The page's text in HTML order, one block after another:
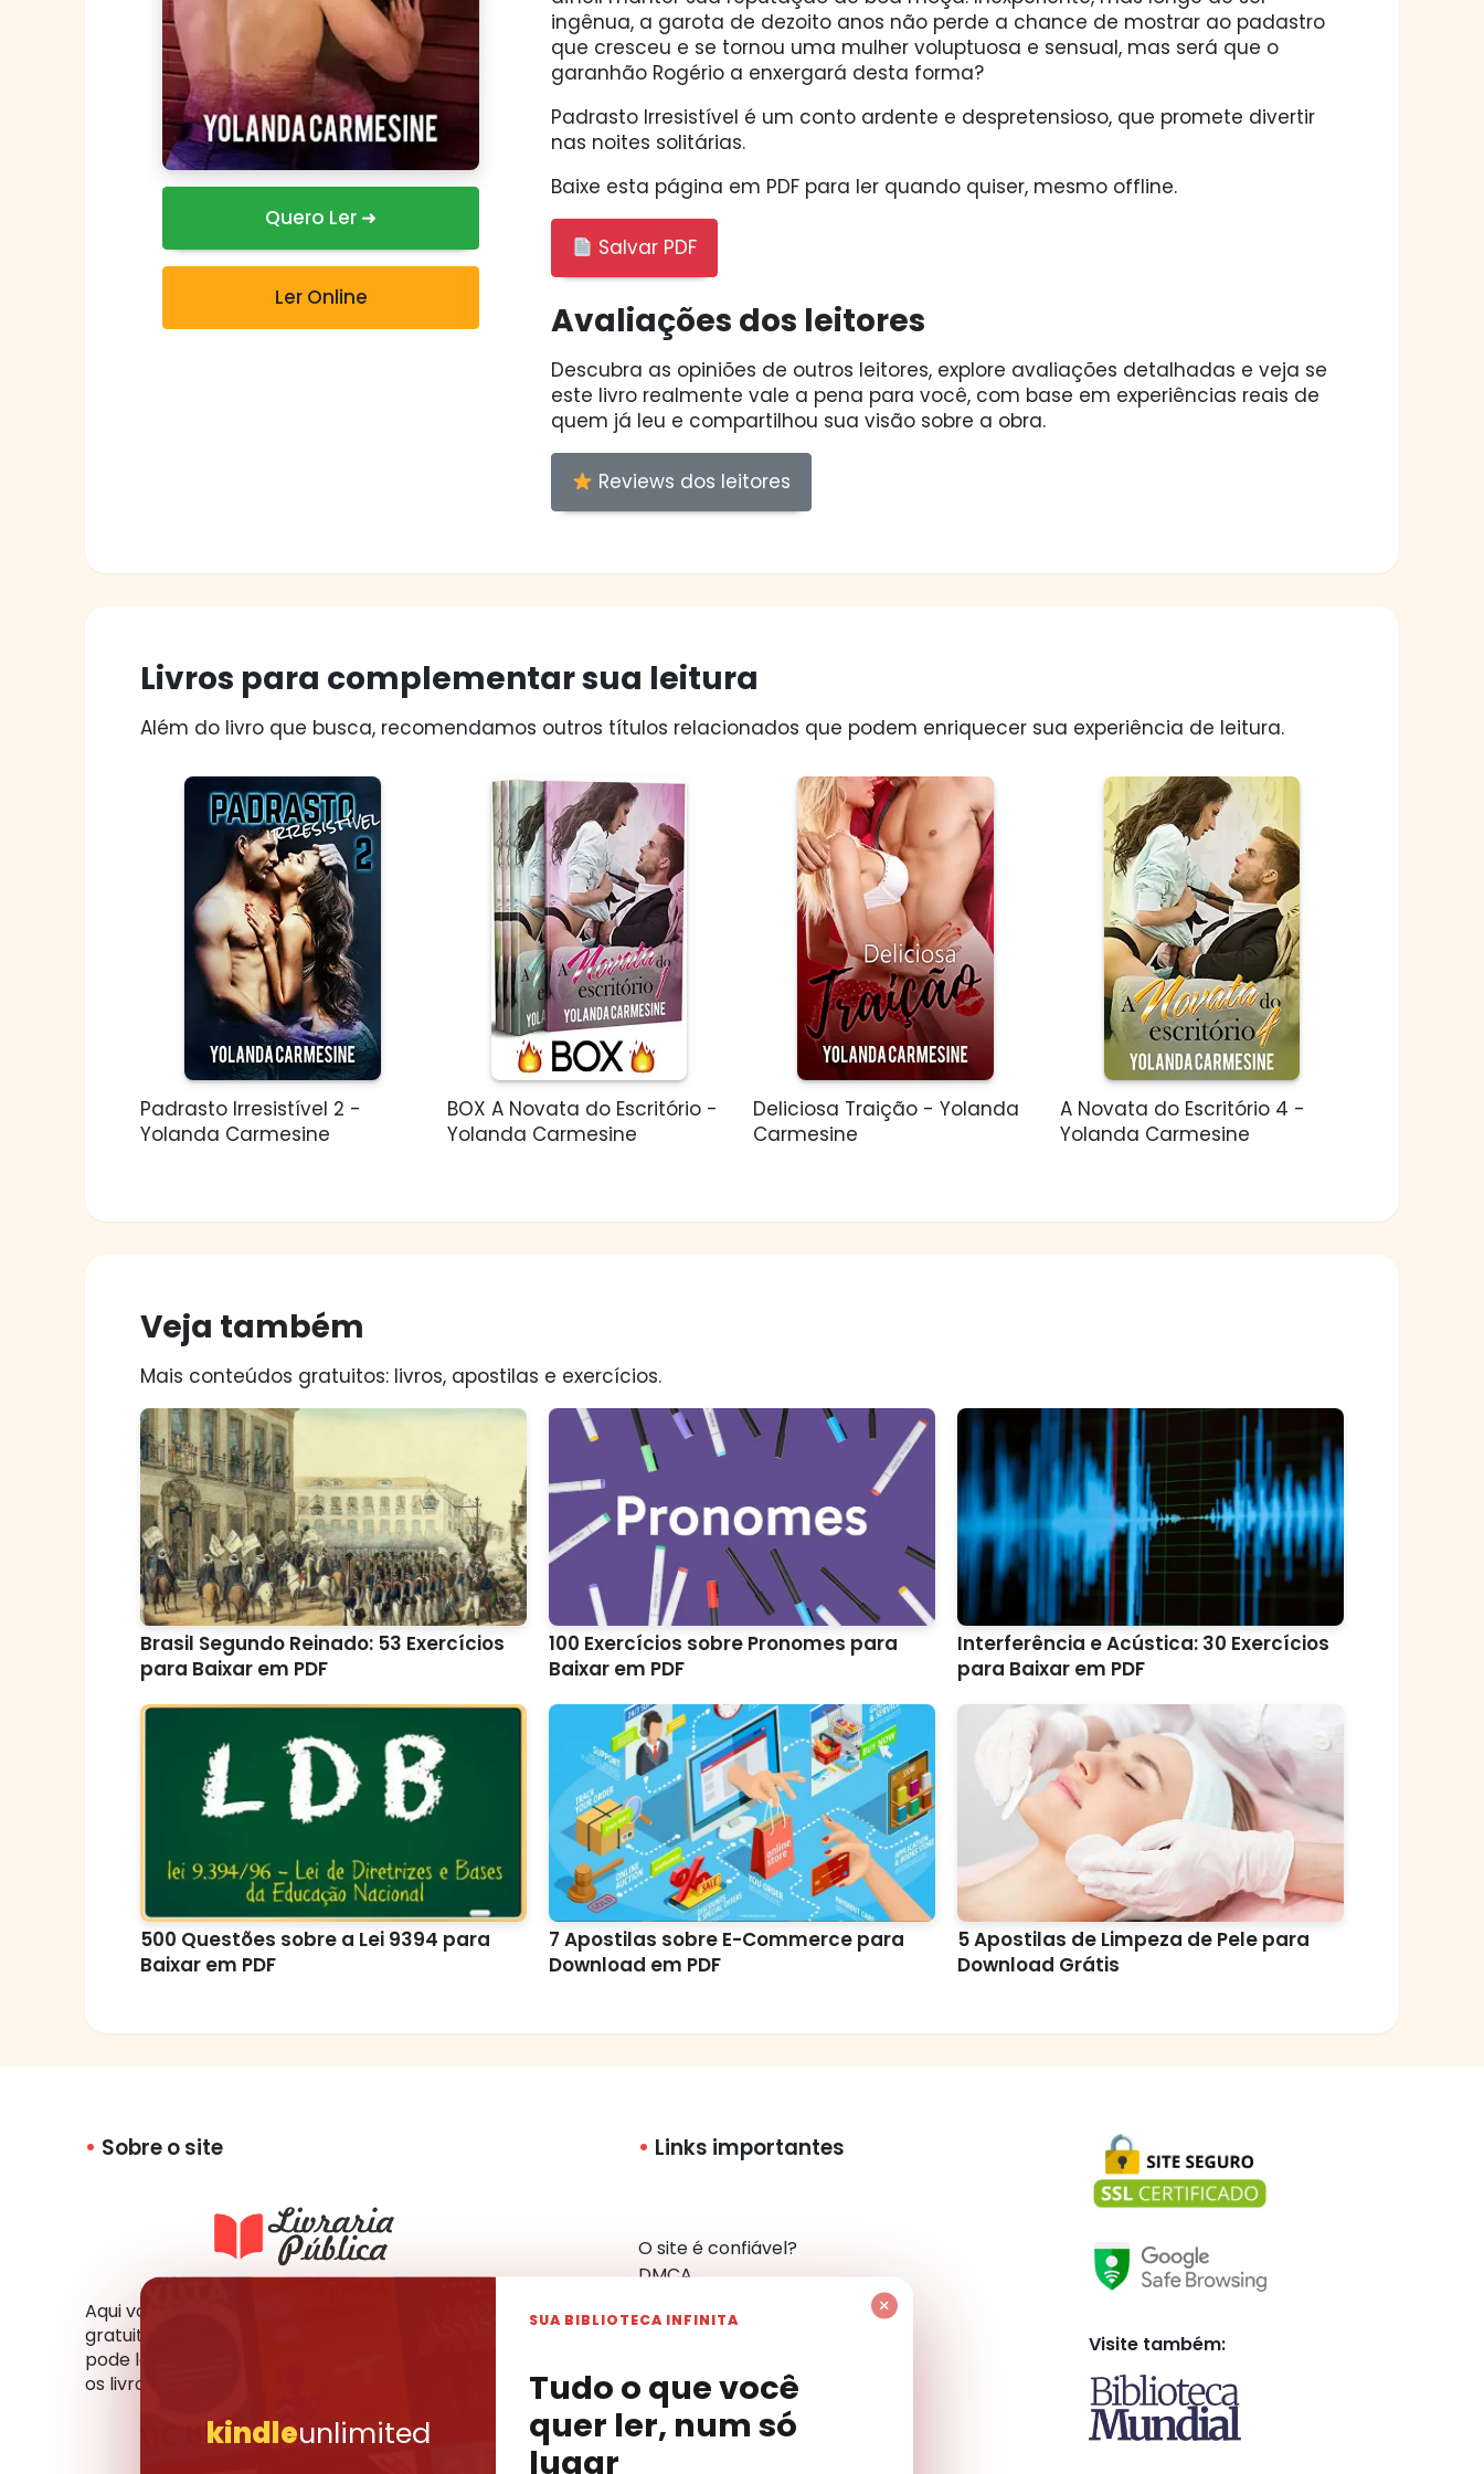
Quero Ler ➜
Ler Online
ingênua, a garota de dezoito anos não perde a chance de mostrar ao padastro
que cresceu e se tornou uma mulher voluptuosa e sensual, mas será que o
garanhão Rogério a enxergará desta forma?
Padrasto Irresistível é um conto ardente e despretensioso, que promete divertir
nas noites solitárias.
Baixe esta página em PDF para ler quando quiser, mesmo offline.
Salvar PDF
Avaliações dos leitores
Descubra as opiniões de outros leitores, explore avaliações detalhadas e veja se
este livro realmente vale a pena para você, com base em experiências reais de
quem já leu e compartilhou sua visão sobre a obra.
Reviews dos leitores
Livros para complementar sua leitura
Além do livro que busca, recomendamos outros títulos relacionados que podem enriquecer sua experiência de leitura.
Padrasto Irresistível 2 -
Yolanda Carmesine
BOX A Novata do Escritório -
Yolanda Carmesine
Deliciosa Traição - Yolanda
Carmesine
A Novata do Escritório 4 -
Yolanda Carmesine
Veja também
Mais conteúdos gratuitos: livros, apostilas e exercícios.
Brasil Segundo Reinado: 53 Exercícios
para Baixar em PDF
100 Exercícios sobre Pronomes para
Baixar em PDF
Interferência e Acústica: 30 Exercícios
para Baixar em PDF
500 Questões sobre a Lei 9394 para
Baixar em PDF
7 Apostilas sobre E-Commerce para
Download em PDF
5 Apostilas de Limpeza de Pele para
Download Grátis
Sobre o site
Aqui você tem acesso a milhares de livros
gratuitos em vários formatos e idiomas. Você
pode ler online, fazer o download ou compartilhar
os livros que mais gosta com seus amigos.
Links importantes
O site é confiável?
DMCA
Mapa do Site
Visite também:
×
kindleunlimited
SUA BIBLIOTECA INFINITA
Tudo o que você
quer ler, num só
lugar